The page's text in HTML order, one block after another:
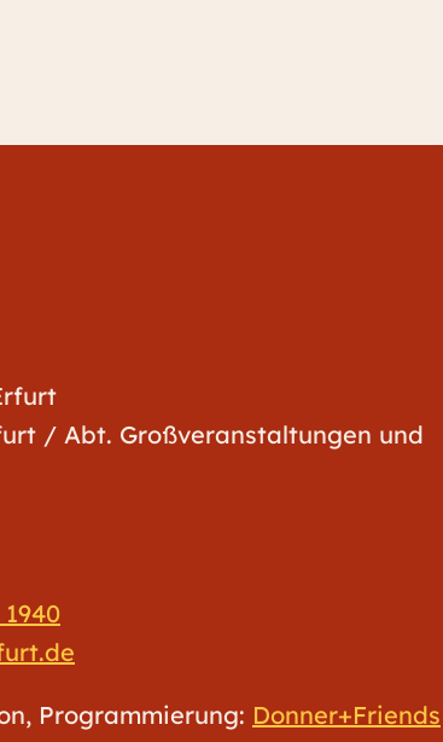
/ Abt. Großveranstaltungen und
Programmierung: Donner+Friends